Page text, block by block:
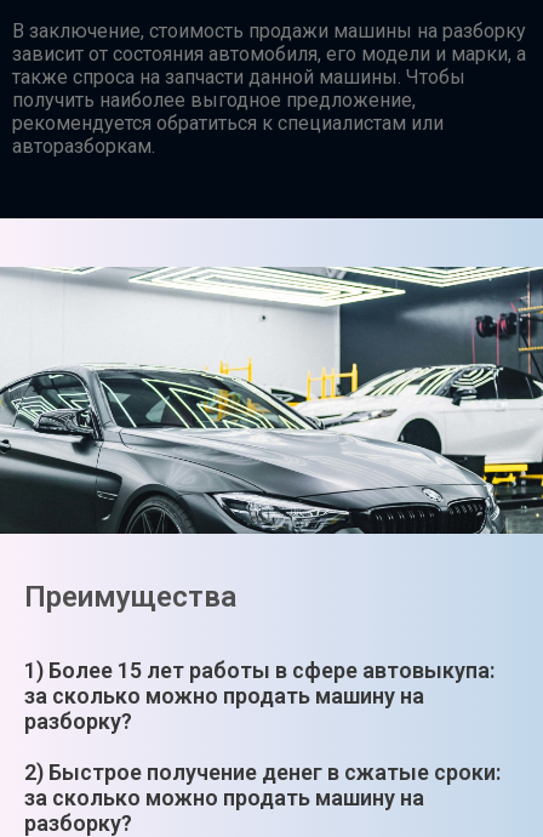
В заключение, стоимость продажи машины на разборку
зависит от состояния автомобиля, его модели и марки, а
также спроса на запчасти данной машины. Чтобы
получить наиболее выгодное предложение,
рекомендуется обратиться к специалистам или
авторазборкам.
Преимущества
1) Более 15 лет работы в сфере автовыкупа:
за сколько можно продать машину на
разборку?
2) Быстрое получение денег в сжатые сроки:
за сколько можно продать машину на
разборку?